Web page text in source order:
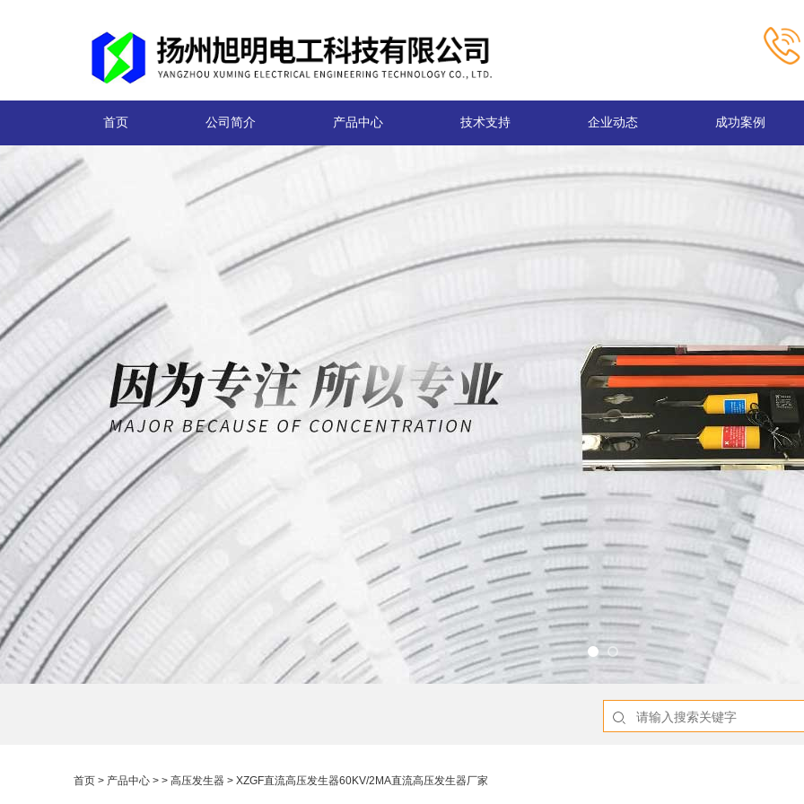
首页 公司简介 产品中心 技术支持 企业动态 成功案例
首页 > 产品中心 > > 高压发生器 > XZGF直流高压发生器60KV/2MA直流高压发生器厂家